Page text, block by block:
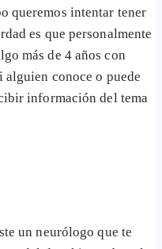
queremos intentar tener
es que personalmente
más de 4 años con
conoce o puede
información del tema
un neurólogo que te